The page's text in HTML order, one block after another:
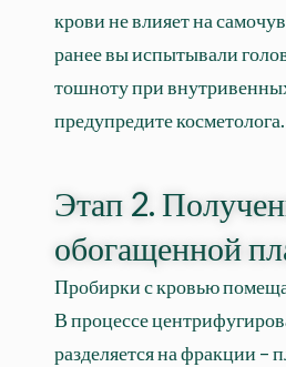
крови не влияет на
ранее вы испытывали
тошноту при
предупредите косметолога.
Этап 2.
обогащенной
Пробирки с кровью
В процессе
разделяется на фракции –